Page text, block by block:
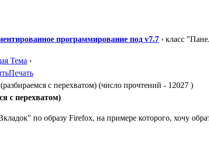
программирование под v7.7 › класс
Тема ›
Печать
с перехватом) (число прочтений - 12027 )
с перехватом)
по образу Firefox, на примере которого, хочу